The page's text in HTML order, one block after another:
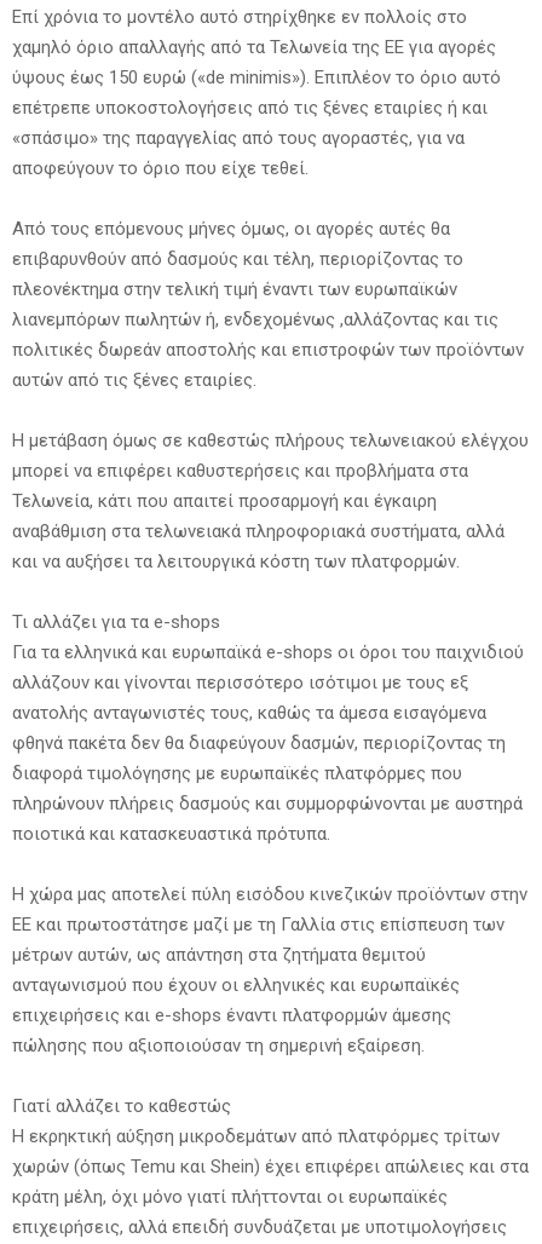
Επί χρόνια το μοντέλο αυτό στηρίχθηκε εν πολλοίς στο
χαμηλό όριο απαλλαγής από τα Τελωνεία της ΕΕ για αγορές
ύψους έως 150 ευρώ («de minimis»). Επιπλέον το όριο αυτό
επέτρεπε υποκοστολογήσεις από τις ξένες εταιρίες ή και
«σπάσιμο» της παραγγελίας από τους αγοραστές, για να
αποφεύγουν το όριο που είχε τεθεί.
Από τους επόμενους μήνες όμως, οι αγορές αυτές θα
επιβαρυνθούν από δασμούς και τέλη, περιορίζοντας το
πλεονέκτημα στην τελική τιμή έναντι των ευρωπαϊκών
λιανεμπόρων πωλητών ή, ενδεχομένως ,αλλάζοντας και τις
πολιτικές δωρεάν αποστολής και επιστροφών των προϊόντων
αυτών από τις ξένες εταιρίες.
Η μετάβαση όμως σε καθεστώς πλήρους τελωνειακού ελέγχου
μπορεί να επιφέρει καθυστερήσεις και προβλήματα στα
Τελωνεία, κάτι που απαιτεί προσαρμογή και έγκαιρη
αναβάθμιση στα τελωνειακά πληροφοριακά συστήματα, αλλά
και να αυξήσει τα λειτουργικά κόστη των πλατφορμών.
Τι αλλάζει για τα e-shops
Για τα ελληνικά και ευρωπαϊκά e-shops οι όροι του παιχνιδιού
αλλάζουν και γίνονται περισσότερο ισότιμοι με τους εξ
ανατολής ανταγωνιστές τους, καθώς τα άμεσα εισαγόμενα
φθηνά πακέτα δεν θα διαφεύγουν δασμών, περιορίζοντας τη
διαφορά τιμολόγησης με ευρωπαϊκές πλατφόρμες που
πληρώνουν πλήρεις δασμούς και συμμορφώνονται με αυστηρά
ποιοτικά και κατασκευαστικά πρότυπα.
Η χώρα μας αποτελεί πύλη εισόδου κινεζικών προϊόντων στην
ΕΕ και πρωτοστάτησε μαζί με τη Γαλλία στις επίσπευση των
μέτρων αυτών, ως απάντηση στα ζητήματα θεμιτού
ανταγωνισμού που έχουν οι ελληνικές και ευρωπαϊκές
επιχειρήσεις και e-shops έναντι πλατφορμών άμεσης
πώλησης που αξιοποιούσαν τη σημερινή εξαίρεση.
Γιατί αλλάζει το καθεστώς
Η εκρηκτική αύξηση μικροδεμάτων από πλατφόρμες τρίτων
χωρών (όπως Temu και Shein) έχει επιφέρει απώλειες και στα
κράτη μέλη, όχι μόνο γιατί πλήττονται οι ευρωπαϊκές
επιχειρήσεις, αλλά επειδή συνδυάζεται με υποτιμολογήσεις